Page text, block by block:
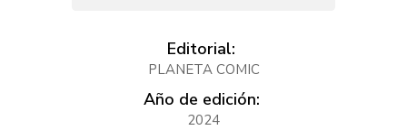
Editorial:
PLANETA COMIC
Año de edición:
2024